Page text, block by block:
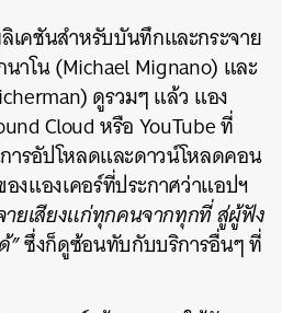
เคชันสำหรับบันทึกและกระจาย
นาโน (Michael Mignano) และ
ดูรวมๆ แล้ว แอง
Cloud หรือ YouTube ที่
ารอัปโหลดและดาวน์โหลดคอน
งแองเคอร์ที่ประกาศว่าแอปฯ
ายเสียงแก่ทุกคนจากทุกที่ สู่ผู้ฟัง
”ซึ่งก็ดูซ้อนทับกับบริการอื่นๆ ที่